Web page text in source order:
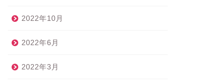
2022年10月
2022年6月
2022年3月